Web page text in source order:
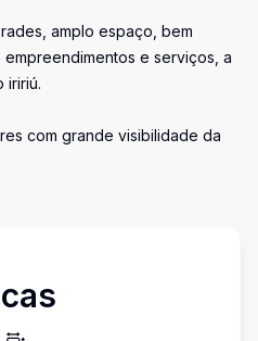
amplo espaço, bem
e serviços, a
iririú.
com grande visibilidade da